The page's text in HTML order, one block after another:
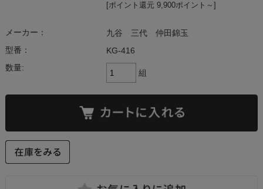
[ポイント還元 9,900ポイント～]
メーカー：
九谷 三代 仲田錦玉
型番：
KG-416
数量:
組